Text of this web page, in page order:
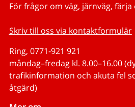
För frågor om väg, järnväg,
Skriv till oss via kontaktformulär
Ring, 0771-921 921
måndag–fredag kl. 8.00–16.00
trafikinformation och akuta fel
åtgärd)